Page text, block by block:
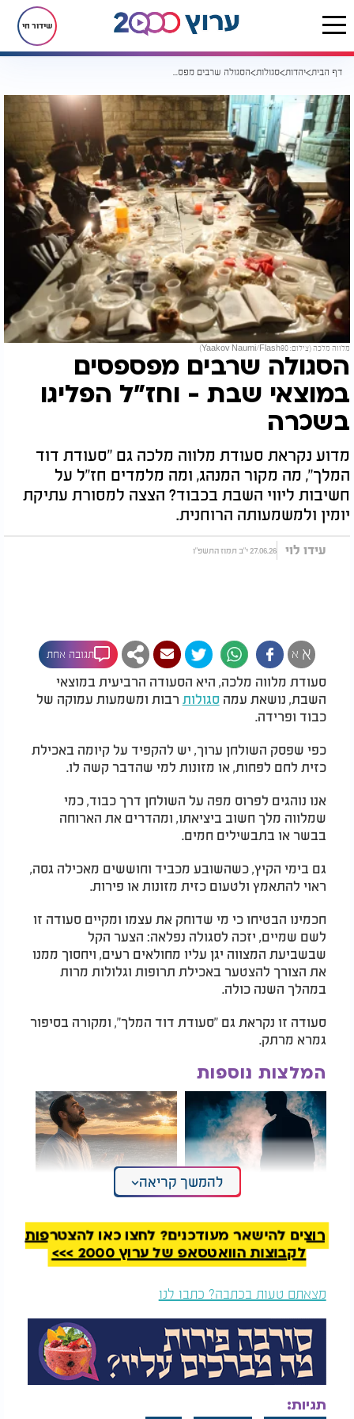
שידור חי
דף הבית יהדות סגולות הסגולה שרבים מפספסים במוצאי שבת - וחז"ל הפליגו בשכרה
מלווה מלכה (צילום: Yaakov Naumi/Flash90)
הסגולה שרבים מפספסים
במוצאי שבת - וחז"ל הפליגו
בשכרה
מדוע נקראת סעודת מלווה מלכה גם "סעודת דוד
המלך", מה מקור המנהג, ומה מלמדים חז"ל על
חשיבות ליווי השבת בכבוד? הצצה למסורת עתיקת
יומין ולמשמעותה הרוחנית.
עידו לוי 27.06.26 י"ב תמוז התשפ"ו
א א תגובה אחת
סעודת מלווה מלכה, היא הסעודה הרביעית במוצאי
השבת, נושאת עמהסגולות רבות ומשמעות עמוקה של
כבוד ופרידה.
כפי שפסק השולחן ערוך, יש להקפיד על קיומה באכילת
כזית לחם לפחות, או מזונות למי שהדבר קשה לו.
אנו נוהגים לפרוס מפה על השולחן דרך כבוד, כמי
שמלווה מלך חשוב ביציאתו, ומהדרים את הארוחה
בבשר או בתבשילים חמים.
גם בימי הקיץ, כשהשובע מכביד וחוששים מאכילה גסה,
ראוי להתאמץ ולטעום כזית מזונות או פירות.
חכמינו הבטיחו כי מי שדוחק את עצמו ומקיים סעודה זו
לשם שמיים, יזכה לסגולה נפלאה: הצער הקל
שבשביעת המצווה יגן עליו מחולאים רעים, ויחסוך ממנו
את הצורך להצטער באכילת תרופות וגלולות מרות
במהלך השנה כולה.
סעודה זו נקראת גם "סעודת דוד המלך", ומקורה בסיפור
גמרא מרתק.
המלצות נוספות
"אין רשות לסיטרא
קבלו סגולה אדירה!
הסגולה בפרשת אמור
רבים
דוד המלך ביקש לדעת את יום מותו, וגילה מהשמיים כי
מאחר שמלאך המוות אינו יכול לגעת במי שעוסק
בתורה, נהג דוד ללמוד ברציפות מוחלטת לאורך כל
השבת.
בכל מוצאי שבת, כשהבין שנותר בחיים, היה עורך
סעודת הודיה חגיגית.
להמשך קריאה
רוצים להישאר מעודכנים? לחצו כאן להצטרפות
לקבוצות הוואטסאפ של ערוץ 2000 >>>
מצאתם טעות בכתבה? כתבו לנו
תגיות: